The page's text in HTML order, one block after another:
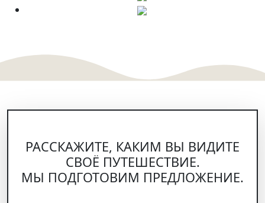
РАССКАЖИТЕ, КАКИМ ВЫ ВИДИТЕ
СВОЁ ПУТЕШЕСТВИЕ.
МЫ ПОДГОТОВИМ ПРЕДЛОЖЕНИЕ.